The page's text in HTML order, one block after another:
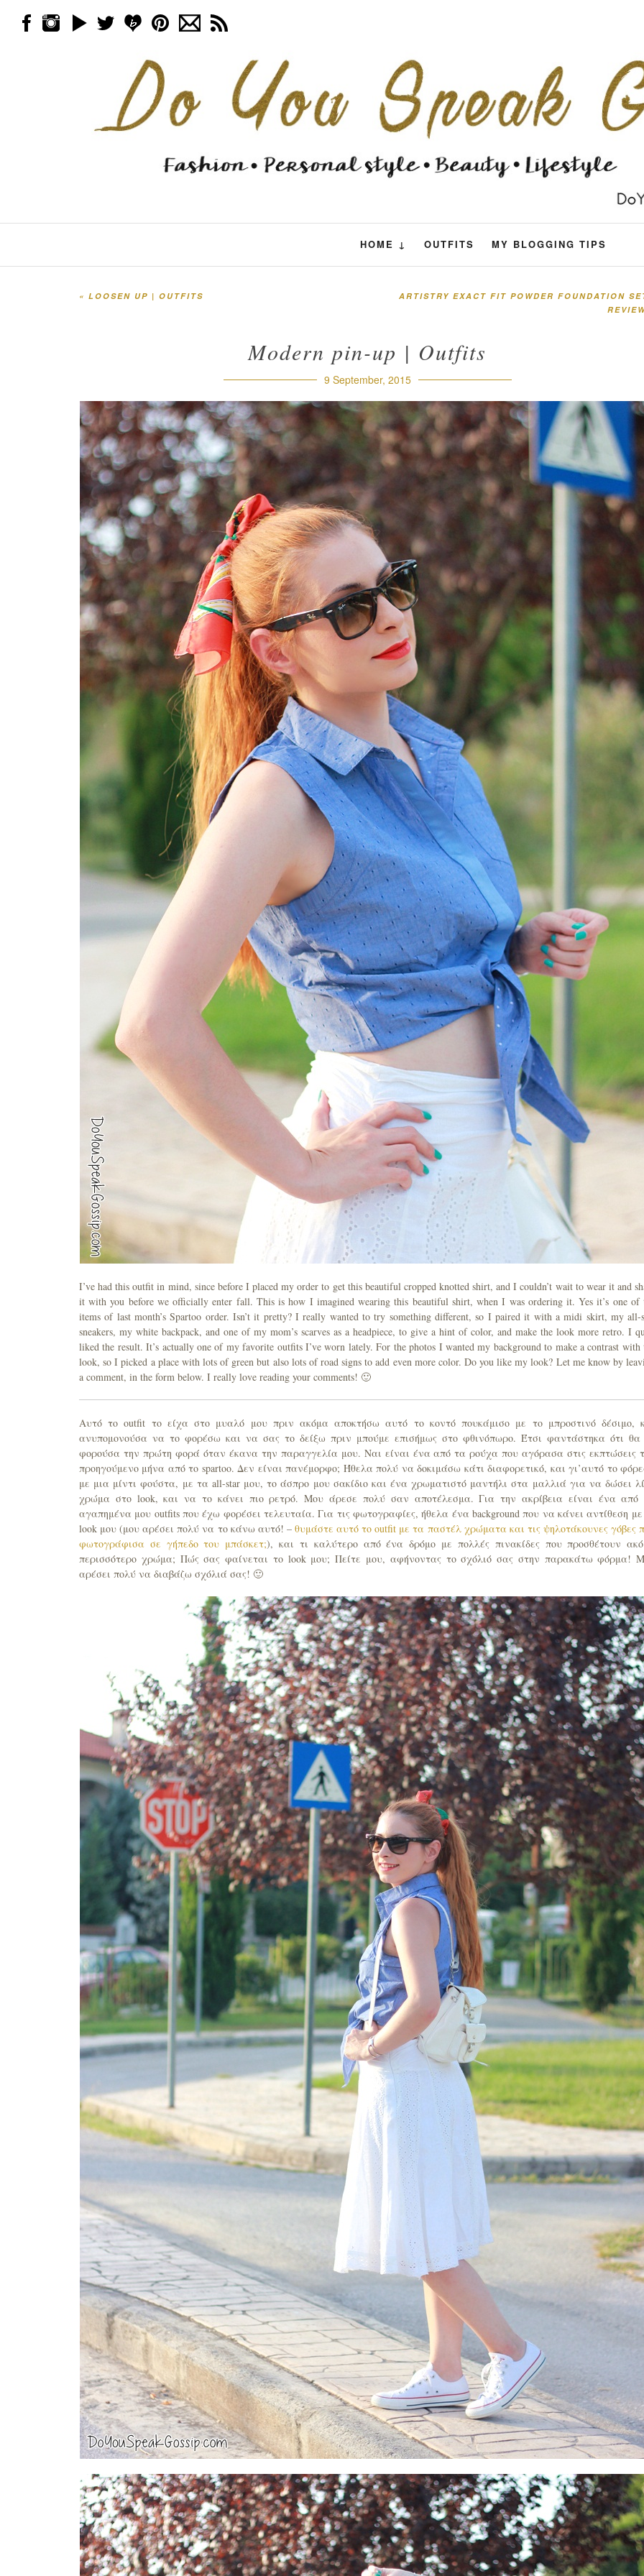
HOME ↓ OUTFITS MY BLOGGING TIPS
Skip to content
ARTISTRY EXACT FIT POWDER FOUNDATION
« LOOSEN UP | OUTFITS
Modern pin-up | Outfits
9 September, 2015
I’ve had this outfit in mind, since before I placed my order to get this beautiful cropped knotted shirt, and I couldn’t wait to wear it and
it with you before we officially enter fall. This is how I imagined wearing this beautiful shirt, when I was ordering it. Yes it’s one of
items of last month’s Spartoo order. Isn’t it pretty? I really wanted to try something different, so I paired it with a midi skirt, my all-
sneakers, my white backpack, and one of my mom’s scarves as a headpiece, to give a hint of color, and make the look more retro. I
liked the result. It’s actually one of my favorite outfits I’ve worn lately. For the photos I wanted my background to make a contrast with
look, so I picked a place with lots of green but also lots of road signs to add even more color. Do you like my look? Let me know by
a comment, in the form below. I really love reading your comments! 🙂
Αυτό το outfit το είχα στο μυαλό μου πριν ακόμα αποκτήσω αυτό το κοντό πουκάμισο με το μπροστινό δέσιμο,
ανυπομονούσα να το φορέσω και να σας το δείξω πριν μπούμε επισήμως στο φθινόπωρο. Έτσι φαντάστηκα ότι θα
φορούσα την πρώτη φορά όταν έκανα την παραγγελία μου. Ναι είναι ένα από τα ρούχα που αγόρασα στις εκπτώσεις
προηγούμενο μήνα από το spartoo. Δεν είναι πανέμορφο; Ήθελα πολύ να δοκιμάσω κάτι διαφορετικό, και γι’αυτό το
με μια μίντι φούστα, με τα all-star μου, το άσπρο μου σακίδιο και ένα χρωματιστό μαντήλι στα μαλλιά για να δώσει
χρώμα στο look, και να το κάνει πιο ρετρό. Μου άρεσε πολύ σαν αποτέλεσμα. Για την ακρίβεια είναι ένα από
αγαπημένα μου outfits που έχω φορέσει τελευταία. Για τις φωτογραφίες, ήθελα ένα background που να κάνει αντίθεση
look μου (μου αρέσει πολύ να το κάνω αυτό! – θυμάστε αυτό το outfit με τα παστέλ χρώματα και τις ψηλοτάκουνες γόβες
φωτογράφισα σε γήπεδο του μπάσκετ;), και τι καλύτερο από ένα δρόμο με πολλές πινακίδες που προσθέτουν
περισσότερο χρώμα; Πώς σας φαίνεται το look μου; Πείτε μου, αφήνοντας το σχόλιό σας στην παρακάτω φόρμα!
αρέσει πολύ να διαβάζω σχόλιά σας! 🙂